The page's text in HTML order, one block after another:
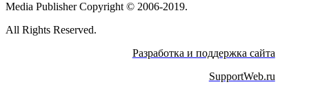
Media Publisher Copyright © 2006-2019.
All Rights Reserved.
Разработка и поддержка сайта
SupportWeb.ru